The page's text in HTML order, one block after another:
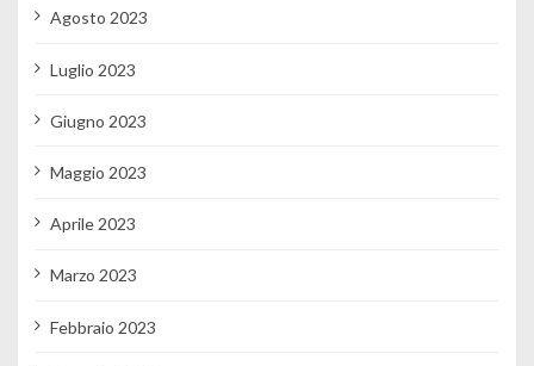
Agosto 2023
Luglio 2023
Giugno 2023
Maggio 2023
Aprile 2023
Marzo 2023
Febbraio 2023